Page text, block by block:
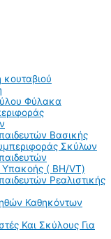
Φύλακα
Βασικής
Σκύλων
( BH/VT)
Ρεαλιστικής
Καθηκόντων
Και Σκύλους Για